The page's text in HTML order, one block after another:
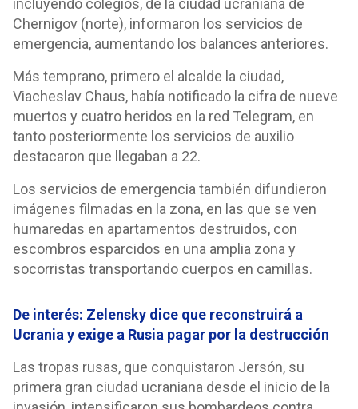
incluyendo colegios, de la ciudad ucraniana de
Chernigov (norte), informaron los servicios de
emergencia, aumentando los balances anteriores.
Más temprano, primero el alcalde la ciudad,
Viacheslav Chaus, había notificado la cifra de nueve
muertos y cuatro heridos en la red Telegram, en
tanto posteriormente los servicios de auxilio
destacaron que llegaban a 22.
Los servicios de emergencia también difundieron
imágenes filmadas en la zona, en las que se ven
humaredas en apartamentos destruidos, con
escombros esparcidos en una amplia zona y
socorristas transportando cuerpos en camillas.
De interés: Zelensky dice que reconstruirá a
Ucrania y exige a Rusia pagar por la destrucción
Las tropas rusas, que conquistaron Jersón, su
primera gran ciudad ucraniana desde el inicio de la